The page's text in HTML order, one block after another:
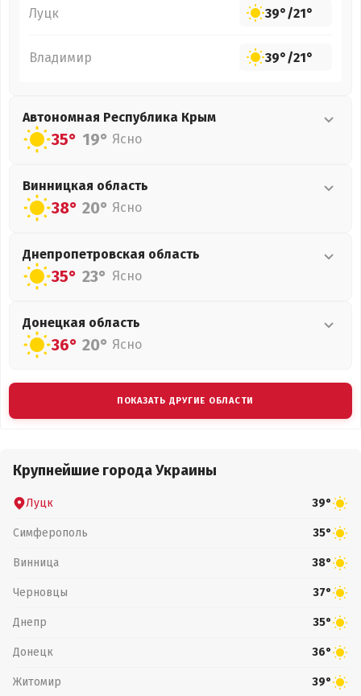
Луцк 39°/21°
Владимир 39°/21°
Автономная Республика Крым
35° 19° Ясно
Винницкая область
38° 20° Ясно
Днепропетровская область
35° 23° Ясно
Донецкая область
36° 20° Ясно
ПОКАЗАТЬ ДРУГИЕ ОБЛАСТИ
Крупнейшие города Украины
Луцк 39°
Симферополь 35°
Винница 38°
Черновцы 37°
Днепр 35°
Донецк 36°
Житомир 39°